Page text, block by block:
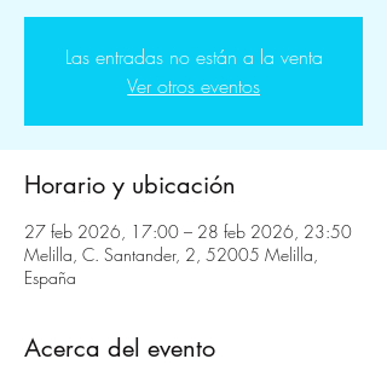
Las entradas no están a la venta
Ver otros eventos
Horario y ubicación
27 feb 2026, 17:00 – 28 feb 2026, 23:50
Melilla, C. Santander, 2, 52005 Melilla,
España
Acerca del evento